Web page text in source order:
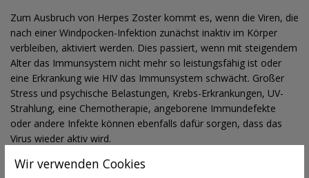
Zum Ausbruch von Herpes Zoster kommt es, wenn die Viren, die
nach einer Windpocken-Infektion zunächst inaktiv im Körper
verbleiben, aktiviert werden. Dies passiert, wenn mit steigendem
Alter das Immunsystem nicht mehr so leistungsfähig ist oder
eine Erkrankung wie HIV das Immunsystem schwächt. Großer
Stress und psychische Belastungen, Krebs-Erkrankungen, UV-
Strahlung, eine Chemotherapie, angeborene Immundefekte
oder andere Infekte können ebenfalls dafür sorgen, dass das
Virus wieder aktiv wird.
Wir verwenden Cookies